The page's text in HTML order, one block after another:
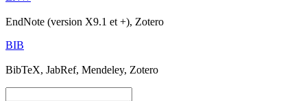
EndNote (version X9.1 et +), Zotero
BIB
BibTeX, JabRef, Mendeley, Zotero